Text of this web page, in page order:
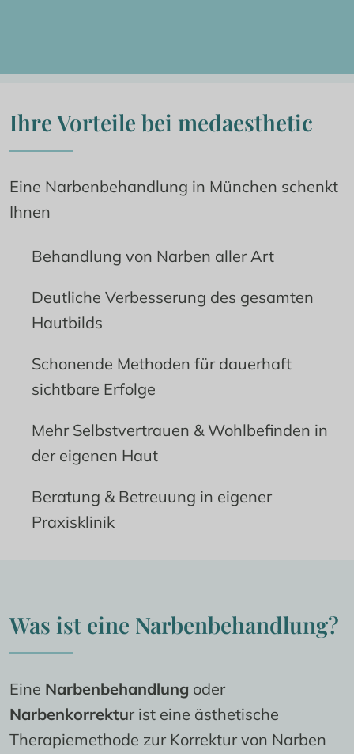
Ihre Vorteile bei medaesthetic
Eine Narbenbehandlung in München schenkt
Ihnen
Behandlung von Narben aller Art
Deutliche Verbesserung des gesamten
Hautbilds
Schonende Methoden für dauerhaft
sichtbare Erfolge
Mehr Selbstvertrauen & Wohlbefinden in
der eigenen Haut
Beratung & Betreuung in eigener
Praxisklinik
Was ist eine Narbenbehandlung?
Eine Narbenbehandlung
Narbenkorrektur ist eine ästhetische
Therapiemethode zur Korrektur von Narben